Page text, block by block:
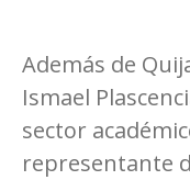
Además de
Ismael
sector
representante